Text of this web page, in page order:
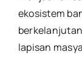
ekosistem
lapisan